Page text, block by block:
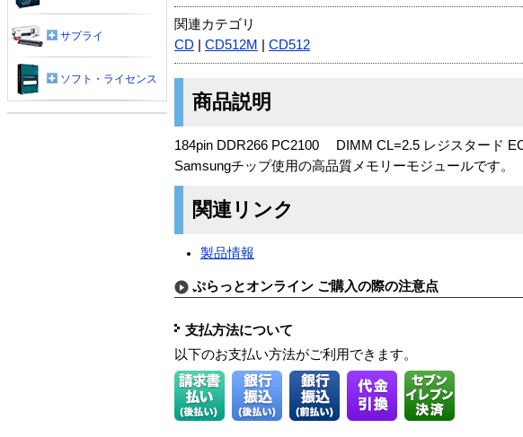
関連カテゴリ
CD
CD512M CD512
商品説明
184pin DDR266 PC2100 DIMM CL=2.5 レジスタード
Samsungチップ使用の高品質メモリーモジュールです。
関連リンク
製品情報
ぷらっとオンライン ご購入の際の注意点
支払方法について
以下のお支払い方法がご利用できます。
サプライ
ソフト・ライセンス